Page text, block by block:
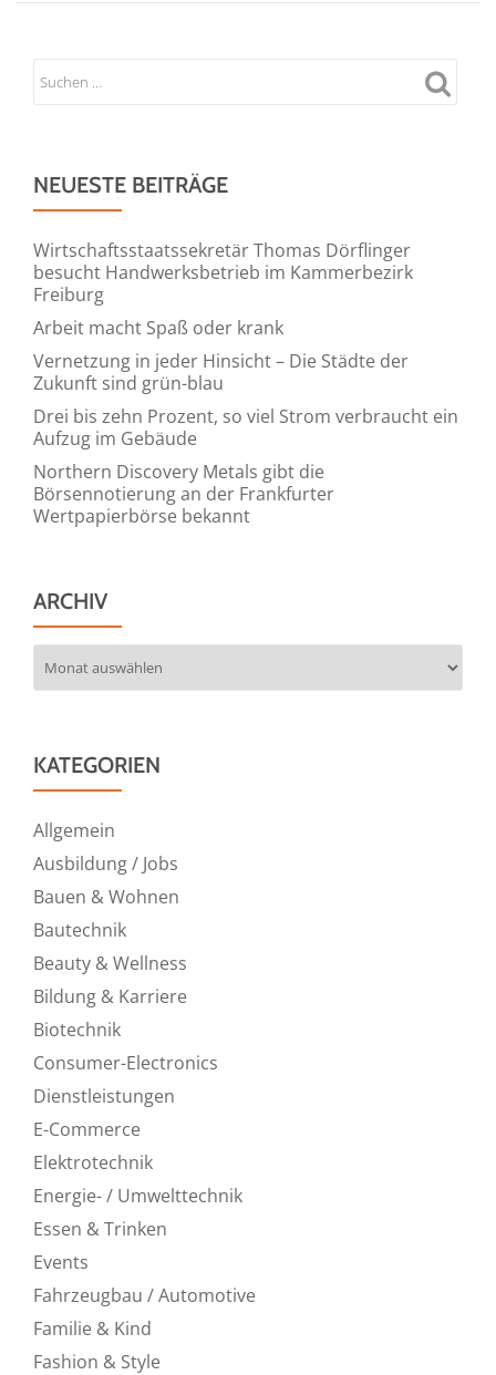
NEUESTE BEITRÄGE
Wirtschaftsstaatssekretär Thomas Dörflinger
besucht Handwerksbetrieb im Kammerbezirk
Freiburg
Arbeit macht Spaß oder krank
Vernetzung in jeder Hinsicht – Die Städte der
Zukunft sind grün-blau
Drei bis zehn Prozent, so viel Strom verbraucht ein
Aufzug im Gebäude
Northern Discovery Metals gibt die
Börsennotierung an der Frankfurter
Wertpapierbörse bekannt
ARCHIV
KATEGORIEN
Allgemein
Ausbildung / Jobs
Bauen & Wohnen
Bautechnik
Beauty & Wellness
Bildung & Karriere
Biotechnik
Consumer-Electronics
Dienstleistungen
E-Commerce
Elektrotechnik
Energie- / Umwelttechnik
Essen & Trinken
Events
Fahrzeugbau / Automotive
Familie & Kind
Fashion & Style